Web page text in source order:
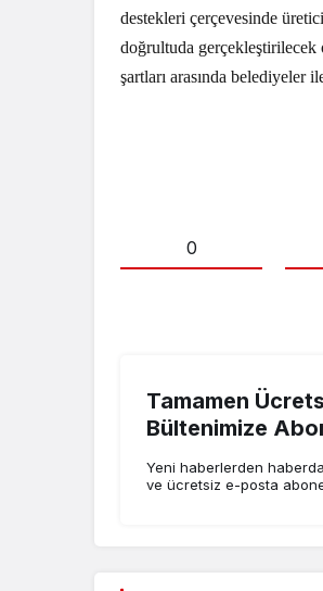
destekleri çerçevesinde
doğrultuda gerçekleştirilecek
şartları arasında
0
Tamamen
Bültenimize
Yeni haberlerden
ve ücretsiz e-posta